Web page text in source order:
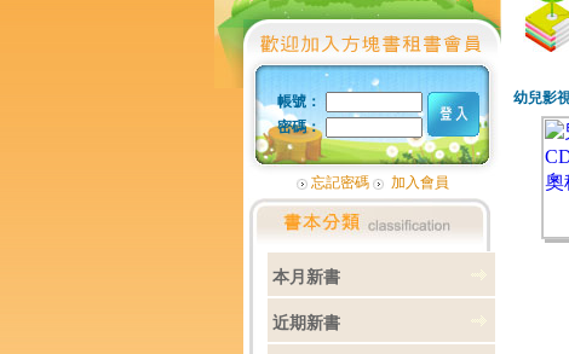
帳號：
密碼：
忘記密碼 加入會員
本月新書
近期新書
幼兒影